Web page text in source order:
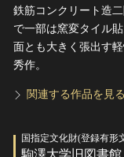
鉄筋コンクリート造
で一部は窯変タイル
面とも大きく張出す
秀作。
関連する作品を見る
国指定文化財(登録有形